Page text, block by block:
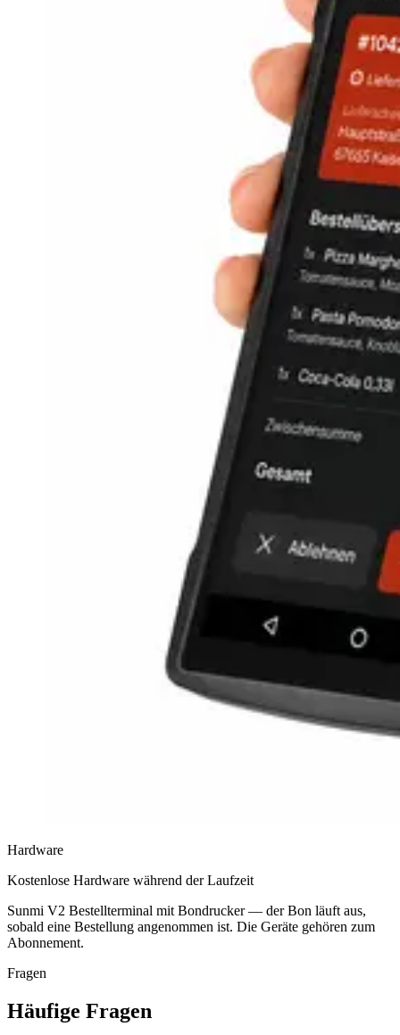
Hardware
Kostenlose Hardware während der Laufzeit
Sunmi V2 Bestellterminal mit Bondrucker — der Bon läuft aus,
sobald eine Bestellung angenommen ist. Die Geräte gehören zum
Abonnement.
Fragen
Häufige Fragen